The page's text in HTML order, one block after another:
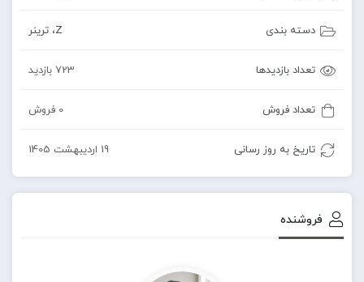
دسته بندی Z، ترینر
تعداد بازدیدها 723 بازدید
تعداد فروش 0 فروش
تاریخ به روز رسانی 19 اردیبهشت 1405
فروشنده